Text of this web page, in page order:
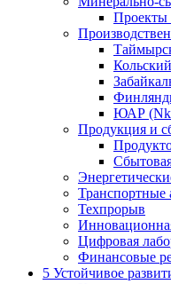
Проекты
ЮАР
Продукция и
Транспортные
Техпрорыв
Цифровая
Финансовые
5 Устойчивое